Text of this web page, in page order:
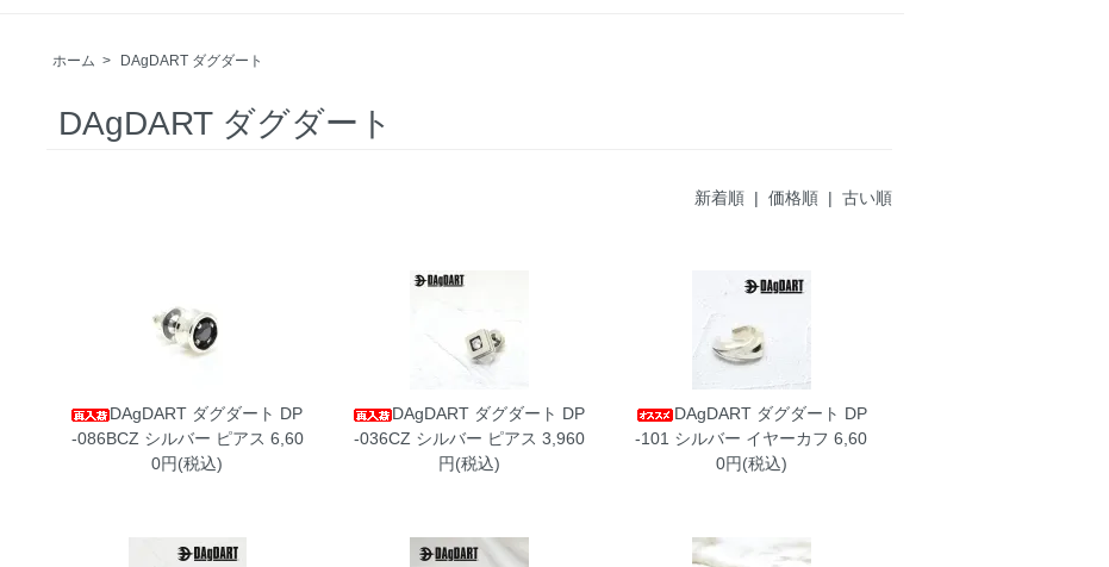
ホーム > DAgDART ダグダート
DAgDART ダグダート
新着順 | 価格順 | 古い順
DAgDART ダグダート DP
-086BCZ シルバー ピアス 6,60
0円(税込)
DAgDART ダグダート DP
-036CZ シルバー ピアス 3,960
円(税込)
DAgDART ダグダート DP
-101 シルバー イヤーカフ 6,60
0円(税込)